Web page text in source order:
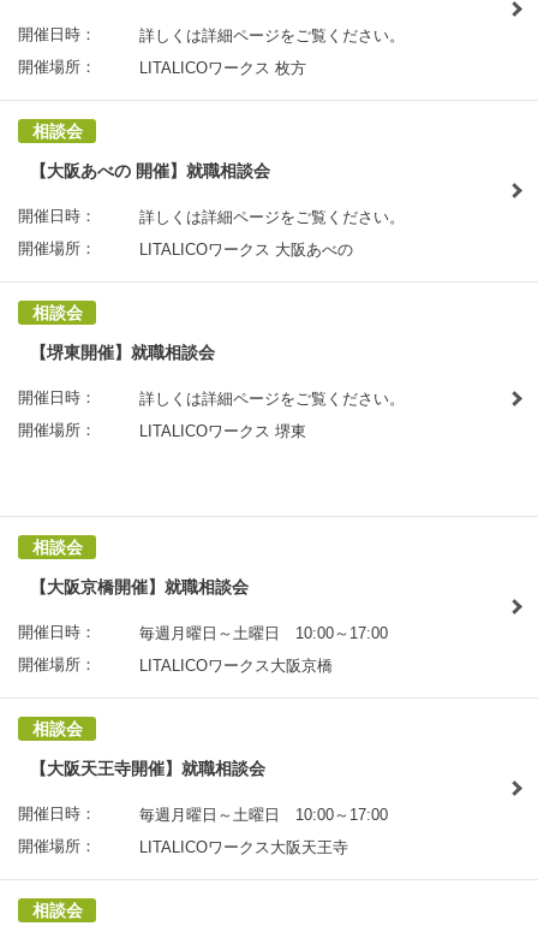
開催日時：
詳しくは詳細ページをご覧ください。
開催場所：
LITALICOワークス 枚方
相談会
【大阪あべの 開催】就職相談会
開催日時：
詳しくは詳細ページをご覧ください。
開催場所：
LITALICOワークス 大阪あべの
相談会
【堺東開催】就職相談会
開催日時：
詳しくは詳細ページをご覧ください。
開催場所：
LITALICOワークス 堺東
相談会
【大阪京橋開催】就職相談会
開催日時：
毎週月曜日～土曜日 10:00～17:00
開催場所：
LITALICOワークス大阪京橋
相談会
【大阪天王寺開催】就職相談会
開催日時：
毎週月曜日～土曜日 10:00～17:00
開催場所：
LITALICOワークス大阪天王寺
相談会